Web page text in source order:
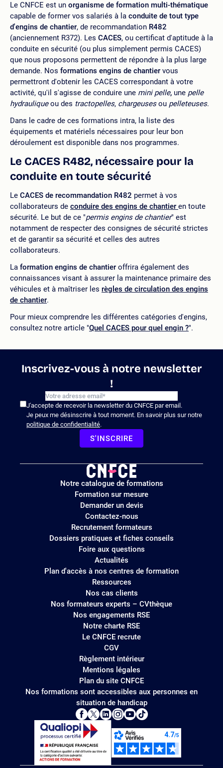
Le CNFCE est un organisme de formation multi-thématique
capable de former vos salariés à la conduite de tout type
d'engins de chantier, de recommandation R482
(anciennement R372). Les CACES, ou certificat d'aptitude à la
conduite en sécurité (ou plus simplement permis CACES)
que nous proposons permettent de répondre à la plus large
demande. Nos formations engins de chantier vous
permettront d'obtenir les CACES correspondant à votre
activité, qu'il s'agisse de conduire une mini pelle, une pelle
hydrauliqueou des tractopelles, chargeusesou pelleteuses.
Dans le cadre de ces formations intra, la liste des
équipements et matériels nécessaires pour leur bon
déroulement est disponible dans nos programmes.
Le CACES R482, nécessaire pour la
conduite en toute sécurité
Le CACES de recommandation R482 permet à vos
collaborateurs de conduire des engins de chantier en toute
sécurité. Le but de ce "permis engins de chantier" est
notamment de respecter des consignes de sécurité strictes
et de garantir sa sécurité et celles des autres
collaborateurs.
La formation engins de chantier offrira également des
connaissances visant à assurer la maintenance primaire des
véhicules et à maîtriser les règles de circulation des engins
de chantier.
Pour mieux comprendre les différentes catégories d'engins,
consultez notre article "Quel CACES pour quel engin ?".
Inscrivez-vous à notre newsletter
!
J'accepte de recevoir la newsletter du CNFCE par email.
Je peux me désinscrire à tout moment. En savoir plus sur notre
politique de confidentialité.
S'INSCRIRE
Logo
site
Notre catalogue de formations
Formation sur mesure
Demander un devis
Contactez-nous
Recrutement formateurs
Dossiers pratiques et fiches conseils
Foire aux questions
Actualités
Plan d'accès à nos centres de formation
Ressources
Nos cas clients
Nos formateurs experts – CVthèque
Nos engagements RSE
Notre charte RSE
Le CNFCE recrute
CGV
Règlement intérieur
Mentions légales
Plan du site CNFCE
Nos formations sont accessibles aux personnes en
situation de handicap